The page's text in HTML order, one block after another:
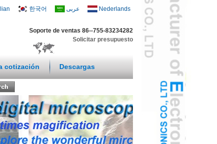
Soporte de ventas 86--755-83234282
Solicitar presupuesto
한국어 عربى Nederlands
cotización Descargas